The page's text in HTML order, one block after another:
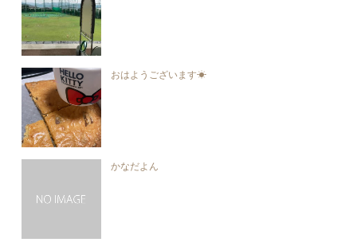
おはようございます☀︎
かなだよん